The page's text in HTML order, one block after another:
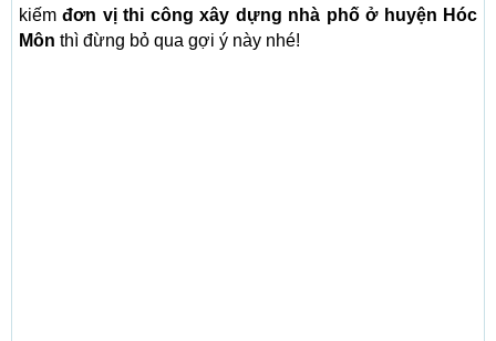
kiếmđơn vị thi công xây dựng nhà phố ở huyện Hóc
Môn thì đừng bỏ qua gợi ý này nhé!